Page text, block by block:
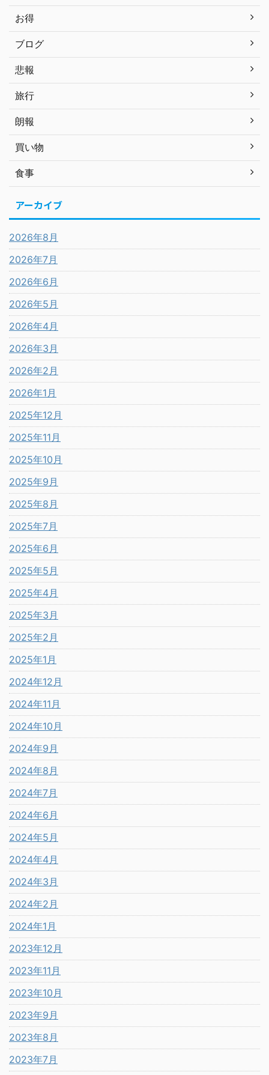
お得
ブログ
悲報
旅行
朗報
買い物
食事
アーカイブ
2026年8月
2026年7月
2026年6月
2026年5月
2026年4月
2026年3月
2026年2月
2026年1月
2025年12月
2025年11月
2025年10月
2025年9月
2025年8月
2025年7月
2025年6月
2025年5月
2025年4月
2025年3月
2025年2月
2025年1月
2024年12月
2024年11月
2024年10月
2024年9月
2024年8月
2024年7月
2024年6月
2024年5月
2024年4月
2024年3月
2024年2月
2024年1月
2023年12月
2023年11月
2023年10月
2023年9月
2023年8月
2023年7月